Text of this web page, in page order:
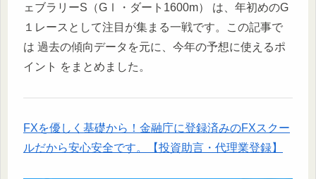
ェブラリーS（GⅠ・ダート1600m） は、年初めのG
１レースとして注目が集まる一戦です。この記事で
は 過去の傾向データを元に、今年の予想に使えるポ
イント をまとめました。
FXを優しく基礎から！金融庁に登録済みのFXスクー
ルだから安心安全です。【投資助言・代理業登録】